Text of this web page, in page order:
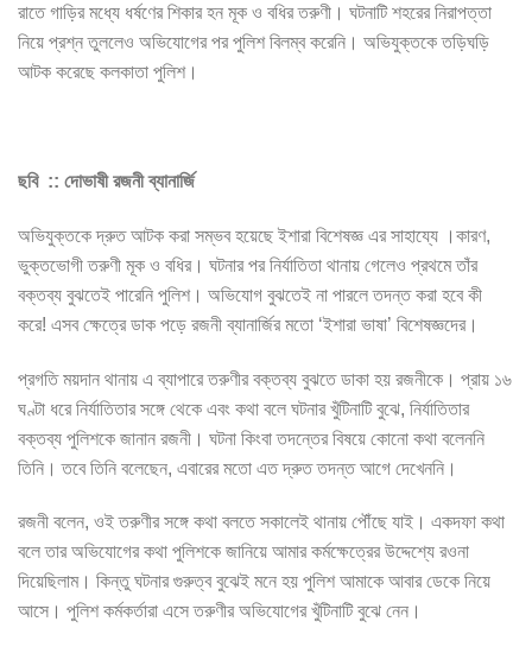
রাতে গাড়ির মধ্যে ধর্ষণের শিকার হন মূক ও বধির তরুণী। ঘটনাটি শহরের নিরাপত্তা
নিয়ে প্রশ্ন তুললেও অভিযোগের পর পুলিশ বিলম্ব করেনি। অভিযুক্তকে তড়িঘড়ি
আটক করেছে কলকাতা পুলিশ।
ছবি :: দোভাষী রজনী ব্যানার্জি
অভিযুক্তকে দ্রুত আটক করা সম্ভব হয়েছে ইশারা বিশেষজ্ঞ এর সাহায্যে ।কারণ,
ভুক্তভোগী তরুণী মূক ও বধির। ঘটনার পর নির্যাতিতা থানায় গেলেও প্রথমে তাঁর
বক্তব্য বুঝতেই পারেনি পুলিশ। অভিযোগ বুঝতেই না পারলে তদন্ত করা হবে কী
করে! এসব ক্ষেত্রে ডাক পড়ে রজনী ব্যানার্জির মতো ‘ইশারা ভাষা’ বিশেষজ্ঞদের।
প্রগতি ময়দান থানায় এ ব্যাপারে তরুণীর বক্তব্য বুঝতে ডাকা হয় রজনীকে। প্রায় ১৬
ঘণ্টা ধরে নির্যাতিতার সঙ্গে থেকে এবং কথা বলে ঘটনার খুঁটিনাটি বুঝে, নির্যাতিতার
বক্তব্য পুলিশকে জানান রজনী। ঘটনা কিংবা তদন্তের বিষয়ে কোনো কথা বলেননি
তিনি। তবে তিনি বলেছেন, এবারের মতো এত দ্রুত তদন্ত আগে দেখেননি।
রজনী বলেন, ওই তরুণীর সঙ্গে কথা বলতে সকালেই থানায় পৌঁছে যাই। একদফা কথা
বলে তার অভিযোগের কথা পুলিশকে জানিয়ে আমার কর্মক্ষেত্রের উদ্দেশ্যে রওনা
দিয়েছিলাম। কিন্তু ঘটনার গুরুত্ব বুঝেই মনে হয় পুলিশ আমাকে আবার ডেকে নিয়ে
আসে। পুলিশ কর্মকর্তারা এসে তরুণীর অভিযোগের খুঁটিনাটি বুঝে নেন।